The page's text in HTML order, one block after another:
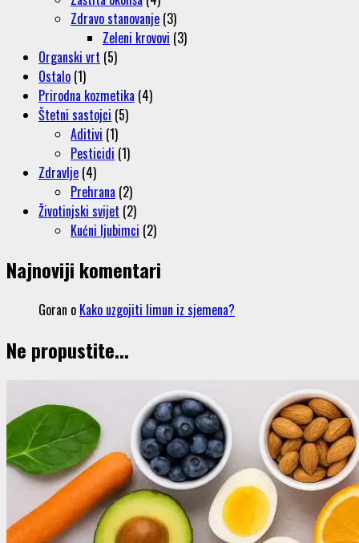
Zdravo stanovanje (3)
Zeleni krovovi (3)
Organski vrt (5)
Ostalo (1)
Prirodna kozmetika (4)
Štetni sastojci (5)
Aditivi (1)
Pesticidi (1)
Zdravlje (4)
Prehrana (2)
Životinjski svijet (2)
Kućni ljubimci (2)
Najnoviji komentari
Goran o Kako uzgojiti limun iz sjemena?
Ne propustite...